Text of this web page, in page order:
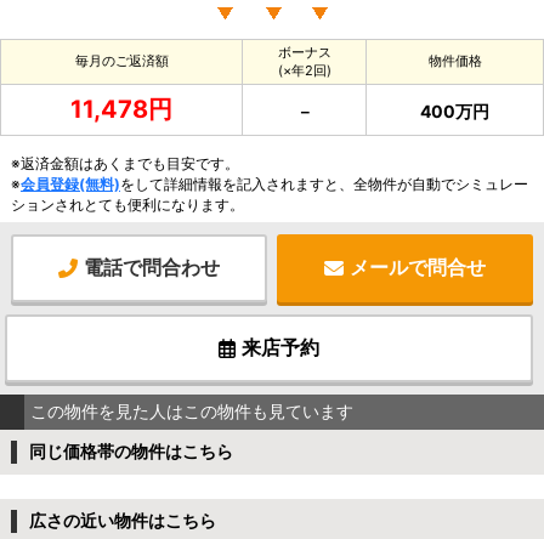
毎月のご返済額
ボーナス
(×年2回)
物件価格
11,478円 － 400万円
※返済金額はあくまでも目安です。
※会員登録(無料)をして詳細情報を記入されますと、全物件が自動でシミュレー
ションされとても便利になります。
電話で問合わせ メールで問合せ
来店予約
この物件を見た人はこの物件も見ています
同じ価格帯の物件はこちら
広さの近い物件はこちら